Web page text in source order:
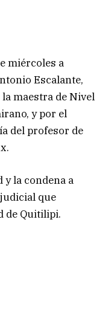
miércoles a
Escalante,
maestra de Nivel
y por el
del profesor de
y la condena a
que
de Quitilipi.